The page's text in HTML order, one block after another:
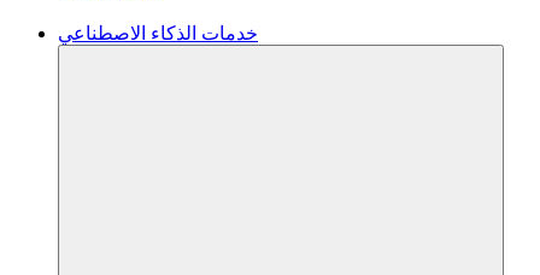
خدمات الذكاء الاصطناعي